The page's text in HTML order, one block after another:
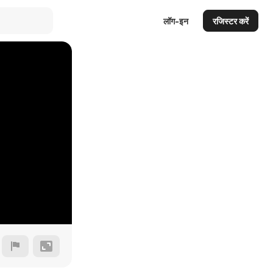
लॉग-इन रजिस्टर करें